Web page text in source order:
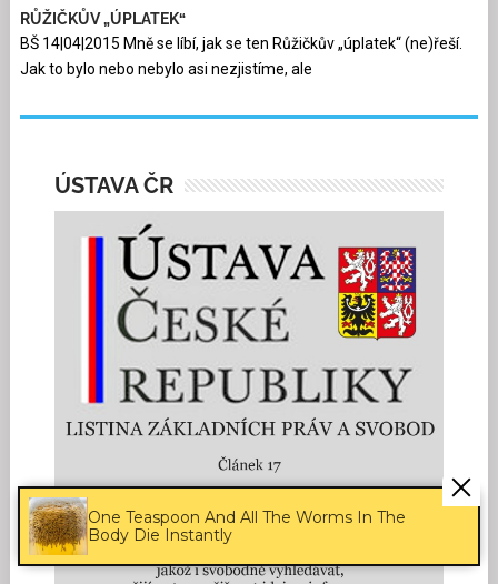
RŮŽIČKŮV „ÚPLATEK“
BŠ 14|04|2015 Mně se líbí, jak se ten Růžičkův „úplatek“ (ne)řeší.
Jak to bylo nebo nebylo asi nezjistíme, ale
One Teaspoon And All The Worms In The
Body Die Instantly
ÚSTAVA ČR